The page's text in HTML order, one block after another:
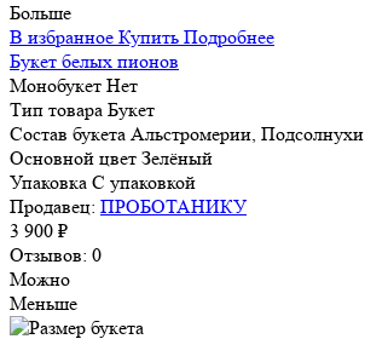
Больше
В избранное Купить Подробнее
Букет белых пионов
Монобукет Нет
Тип товара Букет
Состав букета Альстромерии, Подсолнухи
Основной цвет Зелёный
Упаковка С упаковкой
Продавец: ПРОБОТАНИКУ
3 900 ₽
Отзывов: 0
Можно
Меньше